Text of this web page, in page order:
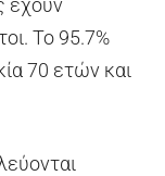
έχουν
Το 95.7%
70 ετών και